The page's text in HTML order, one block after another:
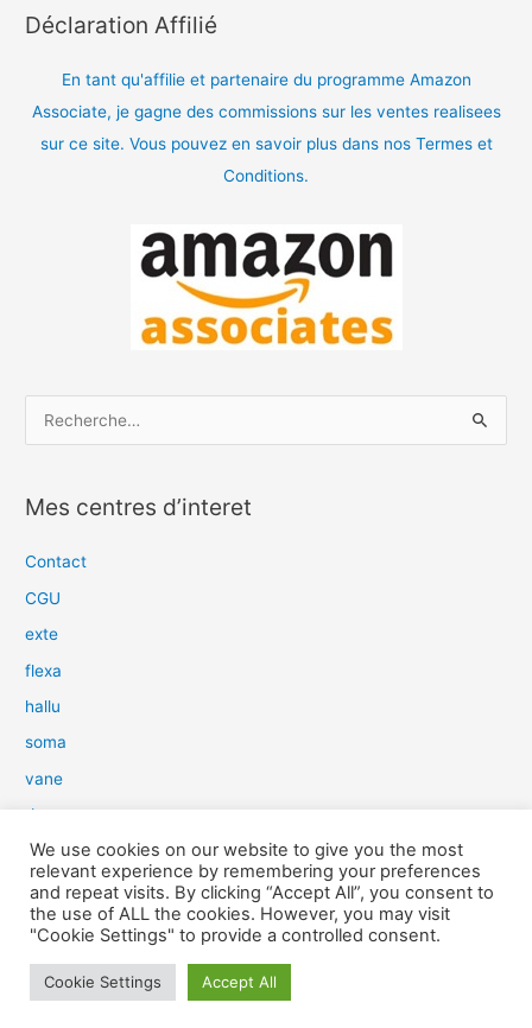
Déclaration Affilié
En tant qu'affilie et partenaire du programme Amazon
Associate, je gagne des commissions sur les ventes realisees
sur ce site. Vous pouvez en savoir plus dans nos Termes et
Conditions.
h
e
e
r
:
Mes centres d’interet
Contact
CGU
exte
flexa
hallu
soma
vane
dow
slim
aure
light
We use cookies on our website to give you the most
relevant experience by remembering your preferences
and repeat visits. By clicking “Accept All”, you consent to
the use of ALL the cookies. However, you may visit
"Cookie Settings" to provide a controlled consent.
Cookie Settings Accept All